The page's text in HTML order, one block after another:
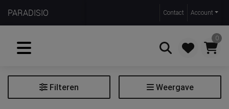
PARADISIO Contact Account
0
Zoeken
Filteren Weergave